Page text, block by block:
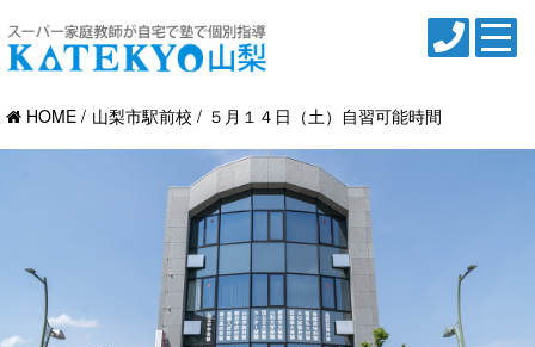
HOME 山梨市駅前校 ５月１４日（土）自習可能時間